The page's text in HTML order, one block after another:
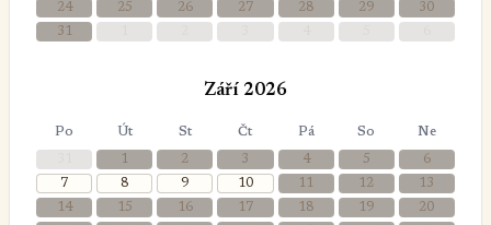
24
25 26 27 28 29
30
31
Září 2026
Po Út St Čt Pá So Ne
1 2 3 4 5
6
7
8 9 10 11 12
13
14
15 16 17 18 19
20